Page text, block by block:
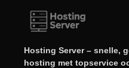
Hosting Server – snelle,
hosting met topservice